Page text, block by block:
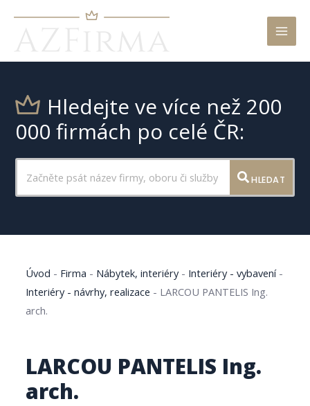
Hledejte ve více než 200
000 firmách po celé ČR:
HLEDAT
Úvod - Firma - Nábytek, interiéry- Interiéry - vybavení-
Interiéry - návrhy, realizace - LARCOU PANTELIS Ing.
arch.
LARCOU PANTELIS Ing.
arch.